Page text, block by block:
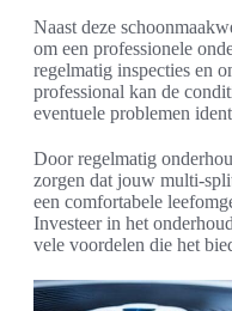
Naast deze
om een professionele
regelmatig inspecties en
professional kan de
eventuele problemen
Door regelmatig
zorgen dat jouw multi-
een comfortabele
Investeer in het
vele voordelen die het